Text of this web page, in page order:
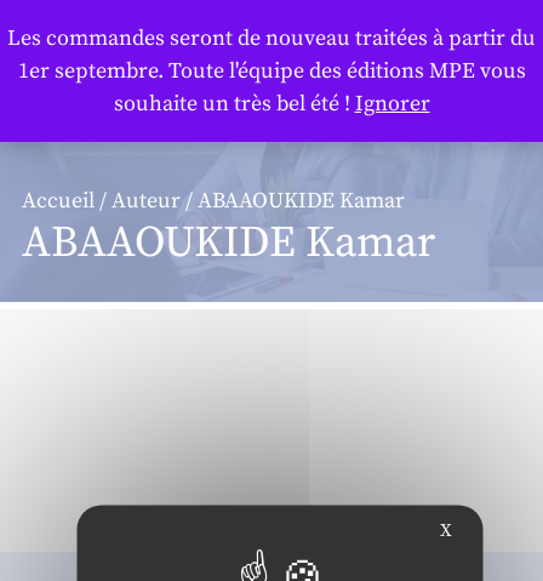
Accueil/Auteur/ ABAAOUKIDE Kamar
ABAAOUKIDE Kamar
Les commandes seront de nouveau traitées à partir du
1er septembre. Toute l'équipe des éditions MPE vous
souhaite un très bel été ! Ignorer
X